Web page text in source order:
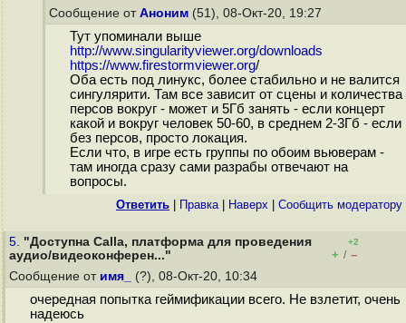
Сообщение от Аноним (51), 08-Окт-20, 19:27
Тут упоминали выше
http://www.singularityviewer.org/downloads
https://www.firestormviewer.org/
Оба есть под линукс, более стабильно и не валится
сингулярити. Там все зависит от сцены и количества
персов вокруг - может и 5Гб занять - если концерт
какой и вокруг человек 50-60, в среднем 2-3Гб - если
без персов, просто локация.
Если что, в игре есть группы по обоим вьюверам -
там иногда сразу сами разрабы отвечают на
вопросы.
Ответить Правка| Наверх Cообщить модератору
5. "Доступна Calla, платформа для проведения
аудио/видеоконферен..."
+2
+ / –
Сообщение от имя_ (?), 08-Окт-20, 10:34
очередная попытка геймификации всего. Не взлетит, очень
надеюсь